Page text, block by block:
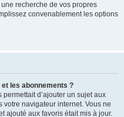
recherche de vos propres
convenablement les options
les abonnements ?
d’ajouter un sujet aux
navigateur internet. Vous ne
ajouté aux favoris était mis à jour.